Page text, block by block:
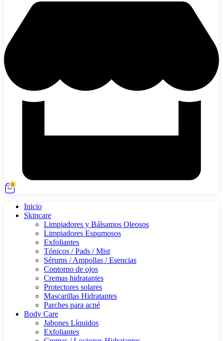
0
Inicio
Skincare
Limpiadores y Bálsamos Oleosos
Limpiadores Espumosos
Exfoliantes
Tónicos / Pads / Mist
Sérums / Ampollas / Esencias
Contorno de ojos
Cremas hidratantes
Protectores solares
Mascarillas Hidratantes
Parches para acné
Body Care
Jabones Líquidos
Exfoliantes